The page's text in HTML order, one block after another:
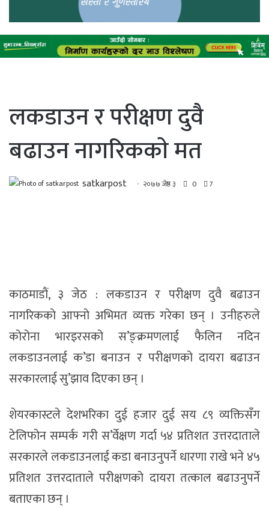
लकडाउन र परीक्षण दुवै
बढाउन नागरिककाे मत
satkarpost २०७७ जेष्ठ ३ 0 7
काठमाडाैं, ३ जेठ : लकडाउन र परीक्षण दुवै बढाउन
नागरिककाे आफ्नाे अभिमत व्यक्त गरेका छन् । उनीहरुले
कोरोना भारइरसको स’ङ्क्रमणलाई फैलिन नदिन
लकडाउनलाई क’डा बनाउन र परीक्षणको दायरा बढाउन
सरकारलाई सु’झाव दिएका छन् ।
शेयरकास्टले देशभरिका दुई हजार दुई सय ८९ व्यक्तिसँग
टेलिफोन सम्पर्क गरी स’र्वेक्षण गर्दा ५४ प्रतिशत उत्तरदाताले
सरकारले लकडाउनलाई कडा बनाउनुपर्ने धारणा राखे भने ४५
प्रतिशत उत्तरदाताले परीक्षणको दायरा तत्काल बढाउनुपर्ने
बताएका छन् ।